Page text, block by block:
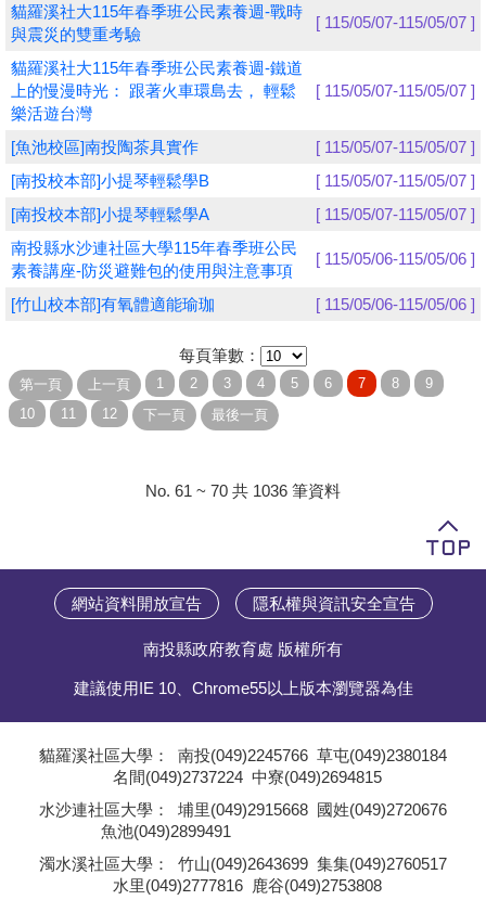
教師專區
評委專區
校務行政
貓羅溪社大115年春季班公民素養週-戰時
與震災的雙重考驗
[ 115/05/07-115/05/07 ]
貓羅溪社大115年春季班公民素養週-鐵道
上的慢漫時光： 跟著火車環島去， 輕鬆
樂活遊台灣
[ 115/05/07-115/05/07 ]
[魚池校區]南投陶茶具實作
[ 115/05/07-115/05/07 ]
[南投校本部]小提琴輕鬆學B
[ 115/05/07-115/05/07 ]
[南投校本部]小提琴輕鬆學A
[ 115/05/07-115/05/07 ]
南投縣水沙連社區大學115年春季班公民
素養講座-防災避難包的使用與注意事項
[ 115/05/06-115/05/06 ]
[竹山校本部]有氧體適能瑜珈 [ 115/05/06-115/05/06 ]
每頁筆數：
No. 61 ~ 70 共 1036 筆資料
網站資料開放宣告 隱私權與資訊安全宣告
南投縣政府教育處 版權所有
建議使用IE 10、Chrome55以上版本瀏覽器為佳
貓羅溪社區大學： 南投(049)2245766 草屯(049)2380184
名間(049)2737224 中寮(049)2694815
水沙連社區大學： 埔里(049)2915668 國姓(049)2720676
魚池(049)2899491
濁水溪社區大學： 竹山(049)2643699 集集(049)2760517
水里(049)2777816 鹿谷(049)2753808